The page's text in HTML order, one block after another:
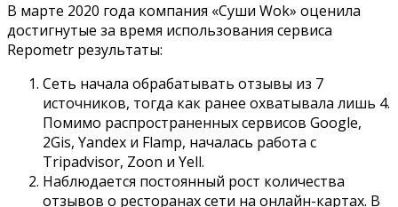
В марте 2020 года компания «Суши Wok» оценила
достигнутые за время использования сервиса
Repometr результаты:
Сеть начала обрабатывать отзывы из 7
источников, тогда как ранее охватывала лишь 4.
Помимо распространенных сервисов Google,
2Gis, Yandex и Flamp, началась работа с
Tripadvisor, Zoon и Yell.
Наблюдается постоянный рост количества
отзывов о ресторанах сети на онлайн-картах. В